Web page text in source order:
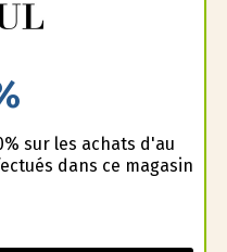
sur les achats d'au
dans ce magasin